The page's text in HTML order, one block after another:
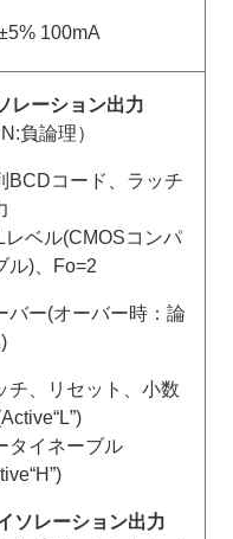
100mA
レーション出力
負論理）
BCDコード、ラッチ
レベル(CMOSコンパ
ル)、Fo=2
バー(オーバー時：論
チ、リセット、小数
タイネーブル
ソレーション出力